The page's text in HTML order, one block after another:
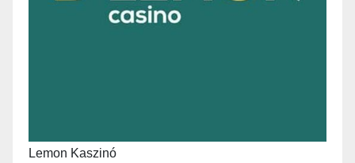
Lemon Kaszinó